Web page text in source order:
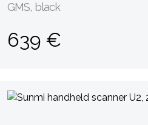
GMS, black
639 €